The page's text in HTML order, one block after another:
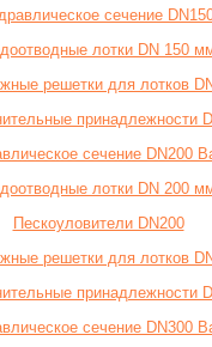
сечение
лотки DN 150
решетки для лотков
принадлежности
сечение DN200
лотки DN 200
Пескоуловители DN200
решетки для лотков
принадлежности
сечение DN300